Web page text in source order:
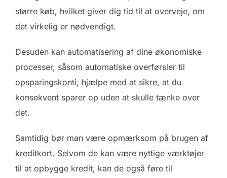
større køb, hvilket giver dig tid til at overveje, om
det virkelig er nødvendigt.
Desuden kan automatisering af dine økonomiske
processer, såsom automatiske overførsler til
opsparingskonti, hjælpe med at sikre, at du
konsekvent sparer op uden at skulle tænke over
det.
Samtidig bør man være opmærksom på brugen af
kreditkort. Selvom de kan være nyttige værktøjer
til at opbygge kredit, kan de også føre til